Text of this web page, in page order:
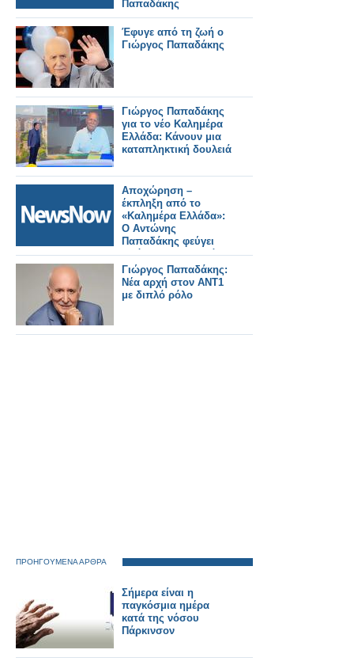
Παπαδάκης
Έφυγε από τη ζωή ο
Γιώργος Παπαδάκης
Γιώργος Παπαδάκης
για το νέο Καλημέρα
Ελλάδα: Κάνουν μια
καταπληκτική δουλειά
Αποχώρηση –
έκπληξη από το
«Καλημέρα Ελλάδα»:
Ο Αντώνης
Παπαδάκης φεύγει
από τον ΑΝΤ1 μετά
από 26 χρόνια
Γιώργος Παπαδάκης:
Νέα αρχή στον ΑΝΤ1
με διπλό ρόλο
ΠΡΟΗΓΟΥΜΕΝΑ ΑΡΘΡΑ
Σήμερα είναι η
παγκόσμια ημέρα
κατά της νόσου
Πάρκινσον